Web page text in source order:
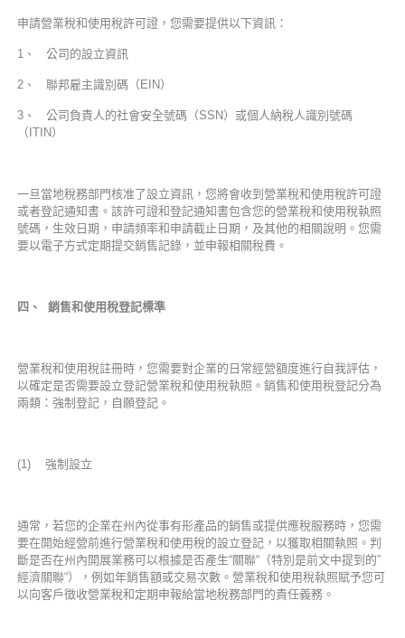
申請營業稅和使用稅許可證，您需要提供以下資訊：
1、 公司的設立資訊
2、 聯邦雇主識別碼（EIN）
3、 公司負責人的社會安全號碼（SSN）或個人納稅人識別號碼
（ITIN）
一旦當地稅務部門核准了設立資訊，您將會收到營業稅和使用稅許可證
或者登記通知書。該許可證和登記通知書包含您的營業稅和使用稅執照
號碼，生效日期，申請頻率和申請截止日期，及其他的相關說明。您需
要以電子方式定期提交銷售記錄，並申報相關稅費。
四、 銷售和使用稅登記標準
營業稅和使用稅註冊時，您需要對企業的日常經營額度進行自我評估，
以確定是否需要設立登記營業稅和使用稅執照。銷售和使用稅登記分為
兩類：強制登記，自願登記。
(1) 強制設立
通常，若您的企業在州內從事有形產品的銷售或提供應稅服務時，您需
要在開始經營前進行營業稅和使用稅的設立登記，以獲取相關執照。判
斷是否在州內開展業務可以根據是否產生“關聯“（特別是前文中提到的”
經濟關聯“），例如年銷售額或交易次數。營業稅和使用稅執照賦予您可
以向客戶徵收營業稅和定期申報給當地稅務部門的責任義務。